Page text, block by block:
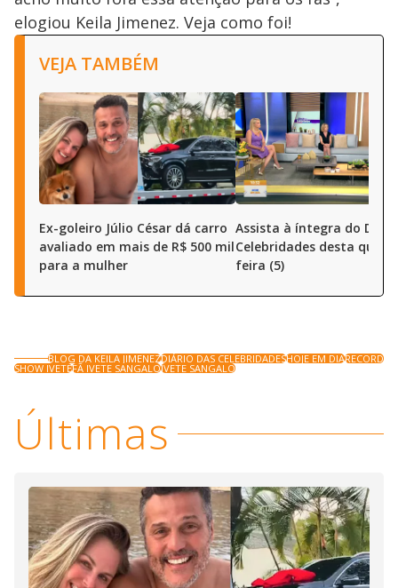
elogiou Keila Jimenez. Veja como foi!
VEJA TAMBÉM
Ex-goleiro Júlio César dá carro
avaliado em mais de R$ 500 mil
para a mulher
Assista à íntegra do
Celebridades desta
feira (5)
BLOG DA KEILA JIMENEZDIÁRIO DAS CELEBRIDADESHOJE EM DIARECORD
SHOW IVETEFÃ IVETE SANGALOIVETE SANGALO
Últimas